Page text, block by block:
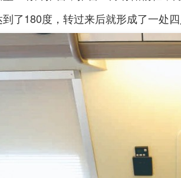
了180度，转过来后就形成了一处